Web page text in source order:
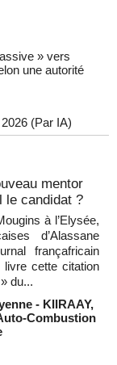
une autorité
victimes de
ONG
après
: Le Président
toutes les forces
mentor
le candidat ?
à l’Elysée,
d’Alassane
françafricain
cette citation
du...
- KIIRAAY,
Combustion